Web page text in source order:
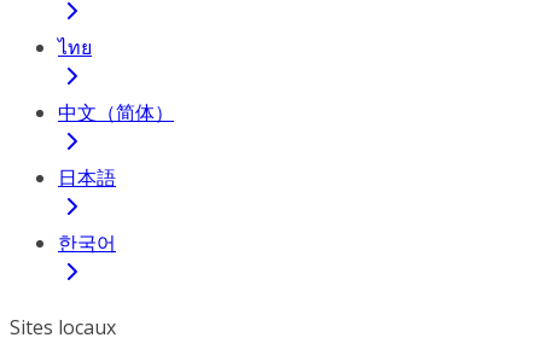
ไทย
中文（简体）
日本語
한국어
Sites locaux